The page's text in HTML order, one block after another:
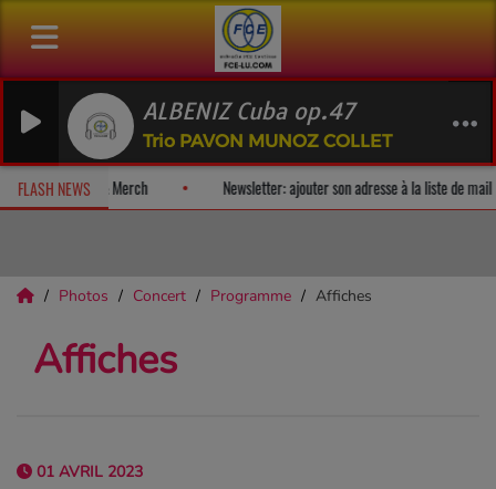
ALBENIZ Cuba op.47
Trio PAVON MUNOZ COLLET
FLASH NEWS
surprise! Fan Releases & Merch Newsletter: ajouter son
Photos Concert Programme Affiches
Affiches
01 AVRIL 2023